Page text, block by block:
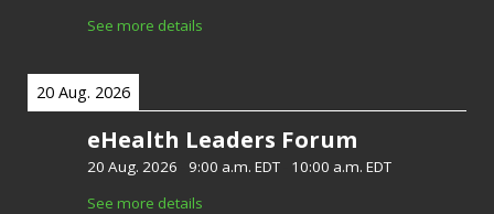
See more details
20 Aug. 2026
eHealth Leaders Forum
20 Aug. 2026 9:00 a.m. EDT
10:00 a.m. EDT
See more details